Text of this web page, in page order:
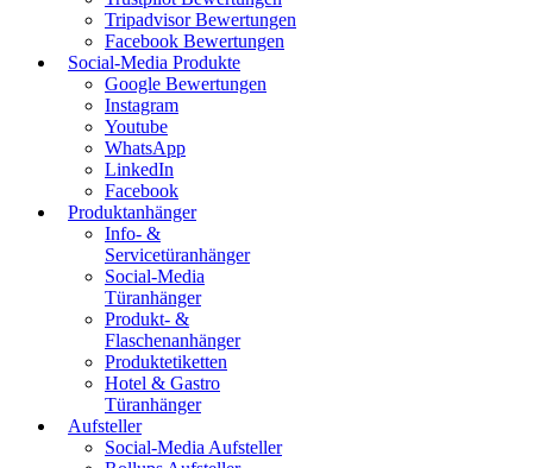
Tripadvisor Bewertungen
Facebook Bewertungen
Social-Media Produkte
Google Bewertungen
Instagram
Youtube
WhatsApp
LinkedIn
Facebook
Produktanhänger
Info- &
Servicetüranhänger
Social-Media
Türanhänger
Produkt- &
Flaschenanhänger
Produktetiketten
Hotel & Gastro
Türanhänger
Aufsteller
Social-Media Aufsteller